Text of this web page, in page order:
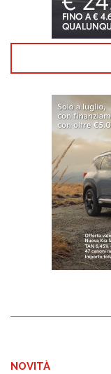
NOVITÀ